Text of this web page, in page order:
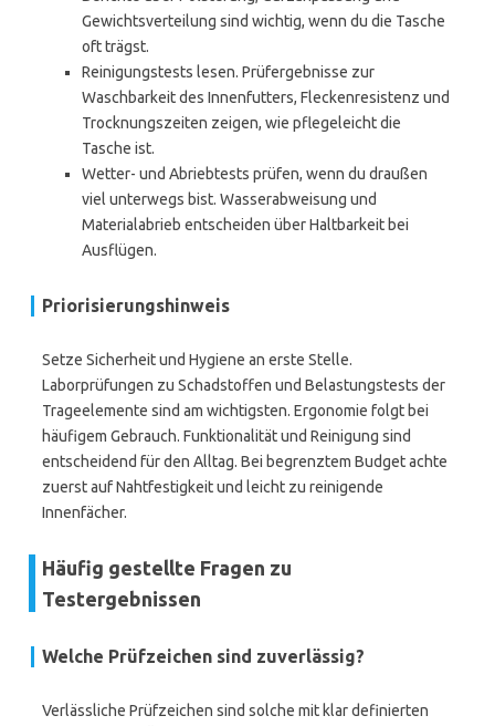
Gewichtsverteilung sind wichtig, wenn du die Tasche
oft trägst.
Reinigungstests lesen. Prüfergebnisse zur
Waschbarkeit des Innenfutters, Fleckenresistenz und
Trocknungszeiten zeigen, wie pflegeleicht die
Tasche ist.
Wetter- und Abriebtests prüfen, wenn du draußen
viel unterwegs bist. Wasserabweisung und
Materialabrieb entscheiden über Haltbarkeit bei
Ausflügen.
Priorisierungshinweis
Setze Sicherheit und Hygiene an erste Stelle.
Laborprüfungen zu Schadstoffen und Belastungstests der
Trageelemente sind am wichtigsten. Ergonomie folgt bei
häufigem Gebrauch. Funktionalität und Reinigung sind
entscheidend für den Alltag. Bei begrenztem Budget achte
zuerst auf Nahtfestigkeit und leicht zu reinigende
Innenfächer.
Häufig gestellte Fragen zu
Testergebnissen
Welche Prüfzeichen sind zuverlässig?
Verlässliche Prüfzeichen sind solche mit klar definierten